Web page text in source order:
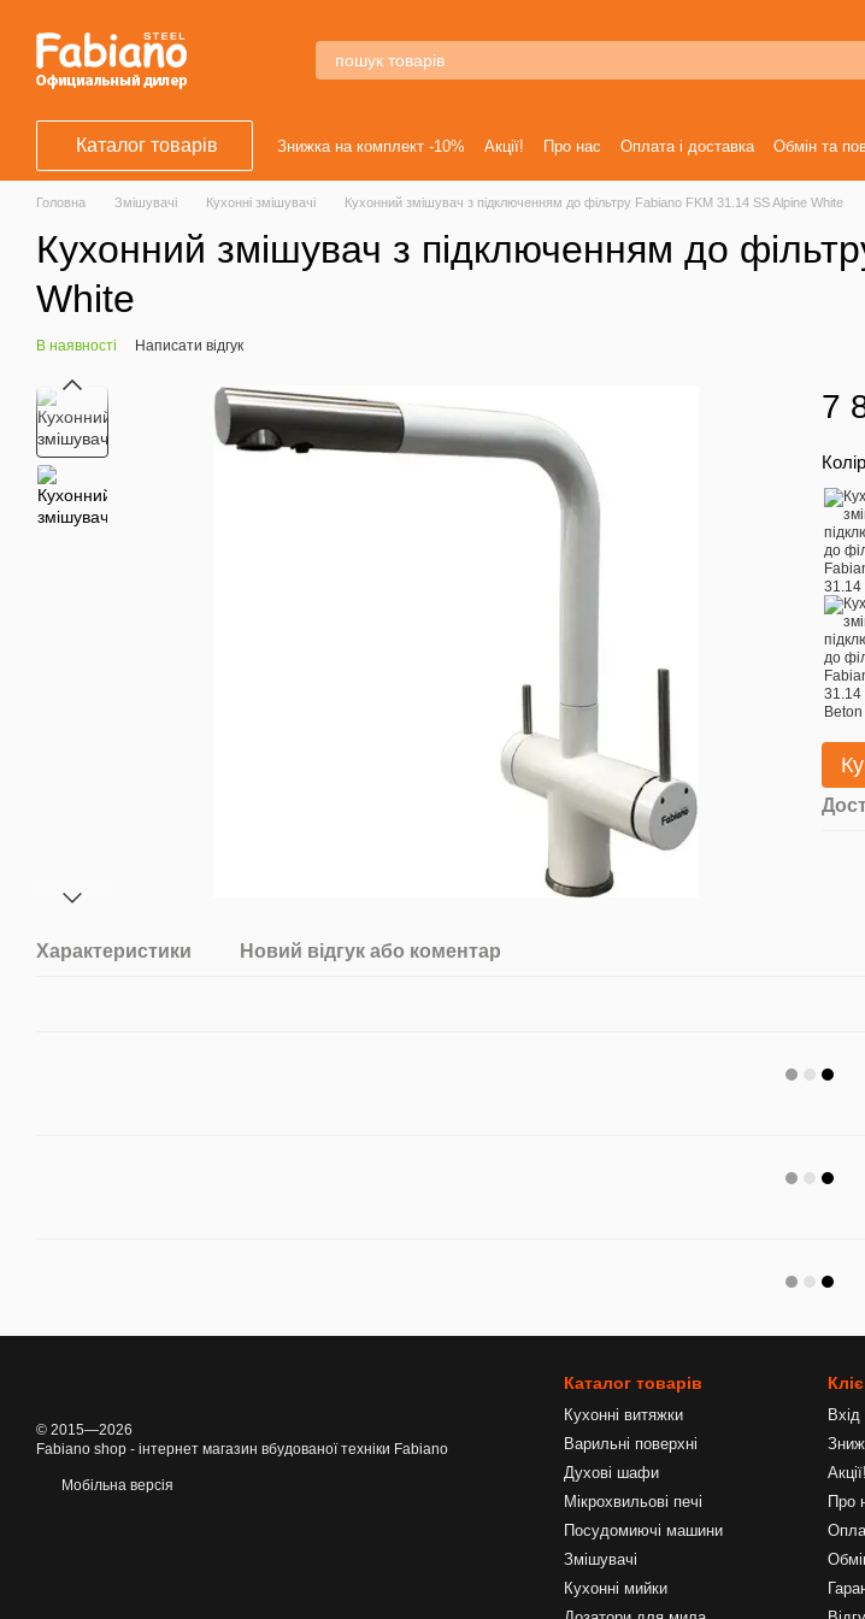
Каталог товарів Знижка на комплект -10% Акції! Про нас Оплата і доставка Обмін та
Головна Змішувачі Кухонні змішувачі Кухонний змішувач з підключенням до фільтру Fabiano FKM 31.14 SS Alpine White
Кухонний змішувач з підключенням до
White
В наявності Написати відгук
7
Колір
Характеристики Новий відгук або коментар
© 2015—2026
Fabiano shop - інтернет магазин вбудованої техніки Fabiano
Мобільна версія
Каталог товарів
Кухонні витяжки
Варильні поверхні
Духові шафи
Мікрохвильові печі
Посудомиючі машини
Змішувачі
Кухонні мийки
Вхід
Акції!
Про